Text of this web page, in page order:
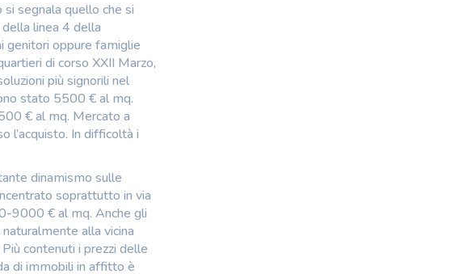
segnala quello che si
della linea 4 della
genitori oppure famiglie
di corso XXII Marzo,
più signorili nel
stato 5500 € al mq.
€ al mq. Mercato a
l’acquisto. In difficoltà i
dinamismo sulle
soprattutto in via
9000 € al mq. Anche gli
alla vicina
contenuti i prezzi delle
di immobili in affitto è